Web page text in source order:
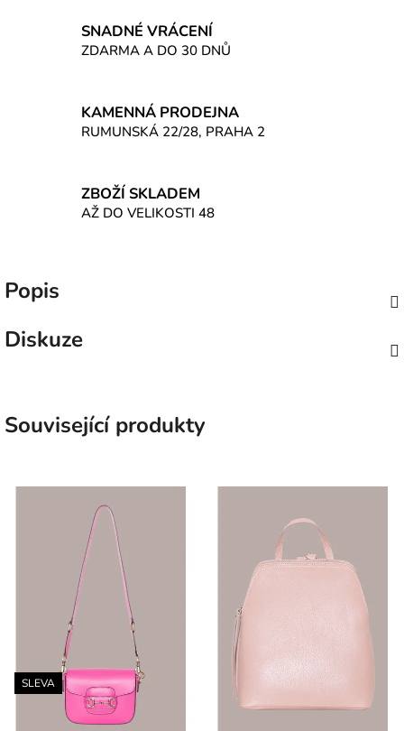
SNADNÉ VRÁCENÍ
ZDARMA A DO 30 DNŮ
KAMENNÁ PRODEJNA
RUMUNSKÁ 22/28, PRAHA 2
ZBOŽÍ SKLADEM
AŽ DO VELIKOSTI 48
Popis
Diskuze
Související produkty
SLEVA